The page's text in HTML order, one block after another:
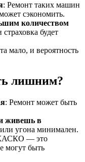
: Ремонт таких машин
сэкономить.
количеством
будет
мало, и вероятность
лишним?
: Ремонт может быть
живешь в
угона минимален.
— это
могут быть